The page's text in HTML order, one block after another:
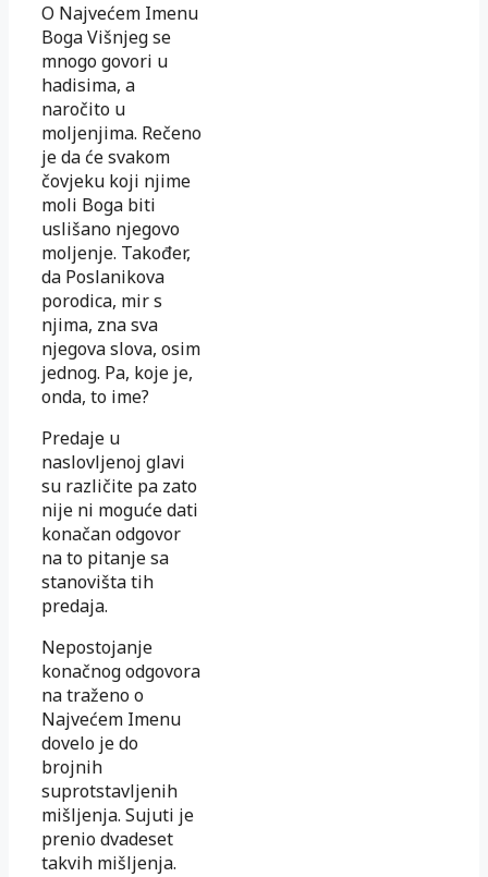
O Najvećem Imenu
Boga Višnjeg se
mnogo govori u
hadisima, a
naročito u
moljenjima. Rečeno
je da će svakom
čovjeku koji njime
moli Boga biti
uslišano njegovo
moljenje. Također,
da Poslanikova
porodica, mir s
njima, zna sva
njegova slova, osim
jednog. Pa, koje je,
onda, to ime?
Predaje u
naslovljenoj glavi
su različite pa zato
nije ni moguće dati
konačan odgovor
na to pitanje sa
stanovišta tih
predaja.
Nepostojanje
konačnog odgovora
na traženo o
Najvećem Imenu
dovelo je do
brojnih
suprotstavljenih
mišljenja. Sujuti je
prenio dvadeset
takvih mišljenja.